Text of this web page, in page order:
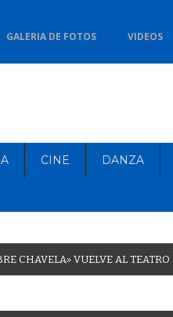
GALERIA DE FOTOS VIDEOS
CINE DANZA
RE CHAVELA» VUELVE AL TEATRO